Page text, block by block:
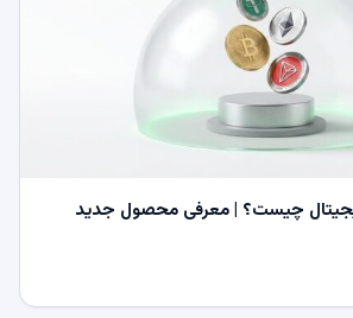
چیست؟ | معرفی محصول جدید